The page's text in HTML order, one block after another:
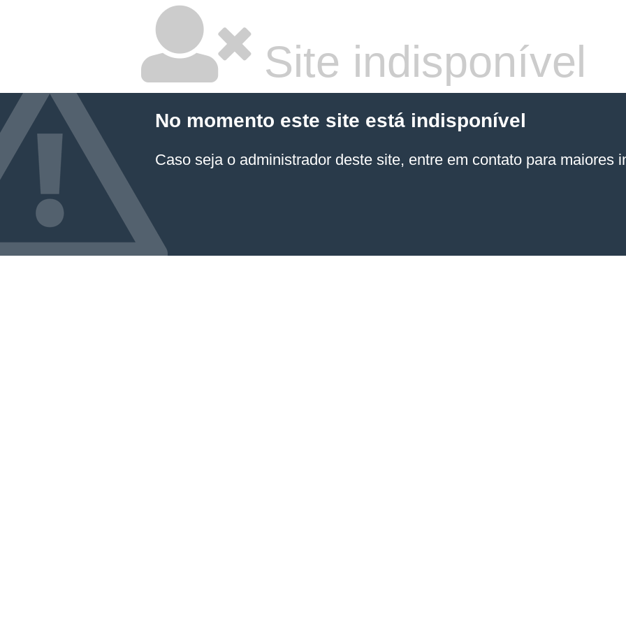
Site indisponível
No momento este site está indisponível
Caso seja o administrador deste site, entre em contato para maiores